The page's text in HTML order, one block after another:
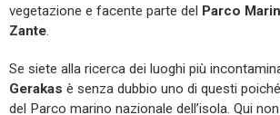
vegetazione e facente parte del Parco
Zante.
Se siete alla ricerca dei luoghi più
Gerakas è senza dubbio uno di questi
del Parco marino nazionale dell’isola. Qui